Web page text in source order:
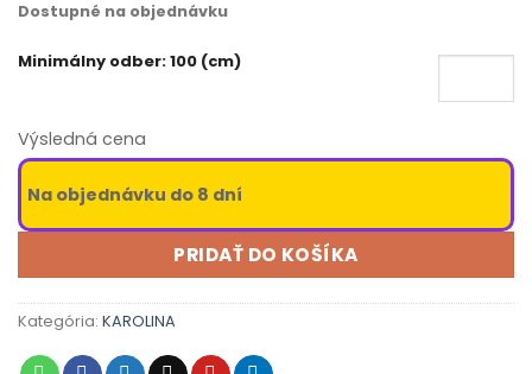
Dostupné na objednávku
Minimálny odber: 100 (cm)
Výsledná cena
Na objednávku do 8 dní
PRIDAŤ DO KOŠÍKA
Kategória: KAROLINA